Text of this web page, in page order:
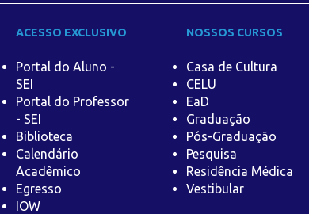
ACESSO EXCLUSIVO
Portal do Aluno -
SEI
Portal do Professor
- SEI
Biblioteca
Calendário
Acadêmico
Egresso
IOW
NOSSOS CURSOS
Casa de Cultura
CELU
EaD
Graduação
Pós-Graduação
Pesquisa
Residência Médica
Vestibular